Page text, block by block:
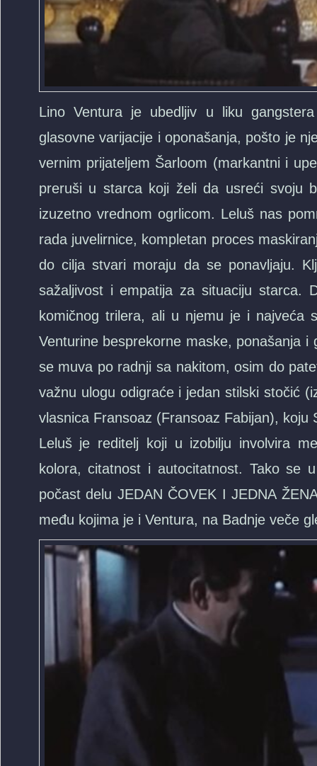
Lino Ventura je ubedljiv u liku
glasovne varijacije i oponašanja, pošto je
vernim prijateljem Šarloom (markantni i
preruši u starca koji želi da usreći svoju
izuzetno vrednom ogrlicom. Leluš nas
rada juvelirnice, kompletan proces
do cilja stvari moraju da se ponavljaju.
sažaljivost i empatija za situaciju starca.
komičnog trilera, ali u njemu je i najveća
Venturine besprekorne maske, ponašanja
se muva po radnji sa nakitom, osim do
važnu ulogu odigraće i jedan stilski stočić
vlasnica Fransoaz (Fransoaz Fabijan), koju
Leluš je reditelj koji u izobilju involvira
kolora, citatnost i autocitatnost. Tako se
počast delu JEDAN ČOVEK I JEDNA
među kojima je i Ventura, na Badnje veče